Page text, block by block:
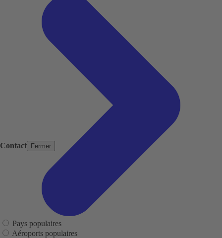
Contact Fermer
Pays populaires
Aéroports populaires